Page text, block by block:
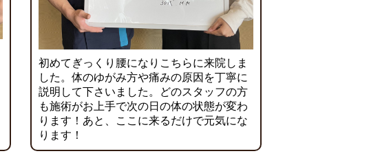
初めてぎっくり腰になりこちらに来院しま
した。体のゆがみ方や痛みの原因を丁寧に
説明して下さいました。どのスタッフの方
も施術がお上手で次の日の体の状態が変わ
ります！あと、ここに来るだけで元気にな
ります！